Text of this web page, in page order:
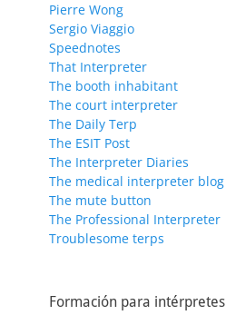
Pierre Wong
Sergio Viaggio
Speednotes
That Interpreter
The booth inhabitant
The court interpreter
The Daily Terp
The ESIT Post
The Interpreter Diaries
The medical interpreter blog
The mute button
The Professional Interpreter
Troublesome terps
Formación para intérpretes